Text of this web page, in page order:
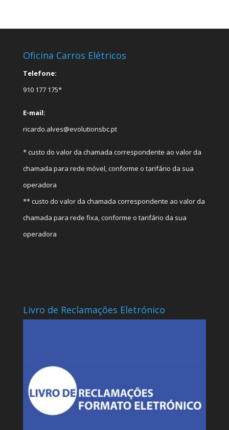
Oficina Carros Elétricos
Telefone:
910 177 175*
E-mail:
ricardo.alves@evolutionsbc.pt
* custo do valor da chamada correspondente ao valor da
chamada para rede móvel, conforme o tarifário da sua
operadora
** custo do valor da chamada correspondente ao valor da
chamada para rede fixa, conforme o tarifário da sua
operadora
Livro de Reclamações Eletrónico